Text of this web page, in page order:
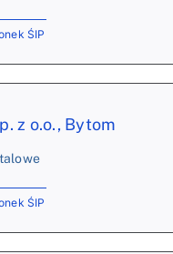
ŚIP
z o.o., Bytom
ŚIP